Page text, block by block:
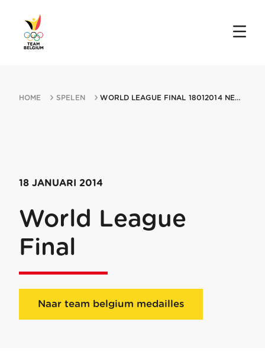
HOME SPELEN WORLD LEAGUE FINAL 18012014 NEW DELHI
18 JANUARI 2014
World League
Final
Naar team belgium medailles